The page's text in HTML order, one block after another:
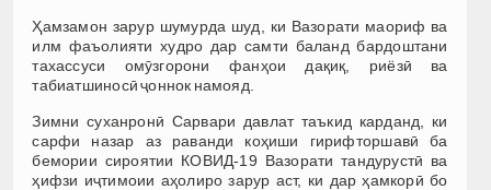
Ҳамзамон зарур шумурда шуд, ки Вазорати маориф ва
илм фаъолияти худро дар самти баланд бардоштани
тахассуси омӯзгорони фанҳои дақиқ, риёзӣ ва
табиатшиносӣ ҷоннок намояд.
Зимни суханронӣ Сарвари давлат таъкид карданд, ки
сарфи назар аз раванди коҳиши гирифторшавӣ ба
бемории сироятии КОВИД-19 Вазорати тандурустӣ ва
ҳифзи иҷтимоии аҳолиро зарур аст, ки дар ҳамкорӣ бо